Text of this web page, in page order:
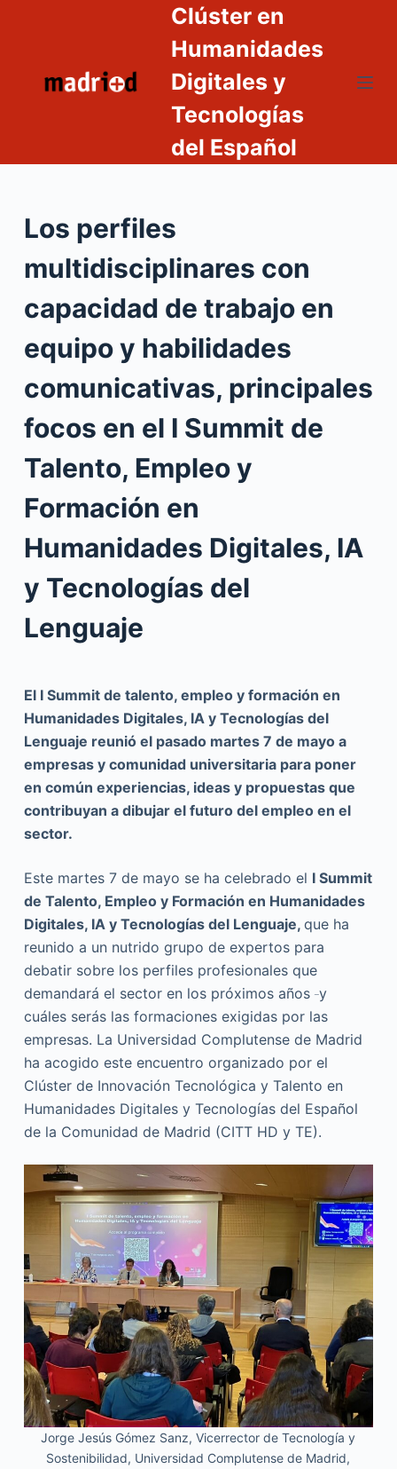
o
Clúster en
Humanidades
Digitales y
Tecnologías
del Español
Los perfiles
multidisciplinares con
capacidad de trabajo en
equipo y habilidades
comunicativas, principales
focos en el I Summit de
Talento, Empleo y
Formación en
Humanidades Digitales, IA
y Tecnologías del
Lenguaje
El I Summit de talento, empleo y formación en
Humanidades Digitales, IA y Tecnologías del
Lenguaje reunió el pasado martes 7 de mayo a
empresas y comunidad universitaria para poner
en común experiencias, ideas y propuestas que
contribuyan a dibujar el futuro del empleo en el
sector.
Este martes 7 de mayo se ha celebrado el I Summit
de Talento, Empleo y Formación en Humanidades
Digitales, IA y Tecnologías del Lenguaje, que ha
reunido a un nutrido grupo de expertos para
debatir sobre los perfiles profesionales que
demandará el sector en los próximos años y
cuáles serás las formaciones exigidas por las
empresas. La Universidad Complutense de Madrid
ha acogido este encuentro organizado por el
Clúster de Innovación Tecnológica y Talento en
Humanidades Digitales y Tecnologías del Español
de la Comunidad de Madrid (CITT HD y TE).
Jorge Jesús Gómez Sanz, Vicerrector de Tecnología y
Sostenibilidad, Universidad Complutense de Madrid,